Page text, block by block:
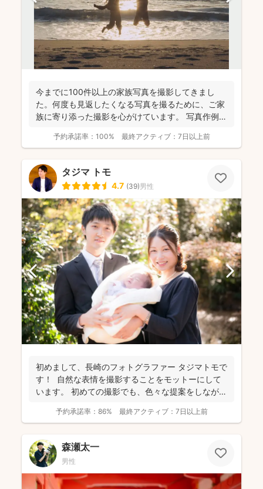
今までに100件以上の家族写真を撮影してきまし
た。何度も見返したくなる写真を撮るために、ご家
族に寄り添った撮影を心がけています。 写真作例は
予約承諾率： 100% 最終アクティブ： 7日以上前
タジマ トモ
4.7 (39)男性
初めまして、長崎のフォトグラファー タジマトモで
す！ 自然な表情を撮影することをモットーにして
います。 初めての撮影でも、色々な提案をしながら
予約承諾率： 86% 最終アクティブ： 7日以上前
森瀬太一
男性